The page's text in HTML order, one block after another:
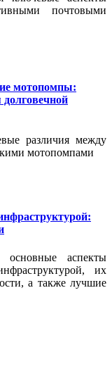
почтовыми
мотопомпы:
различия между
мотопомпами
аспекты
их
а также лучшие